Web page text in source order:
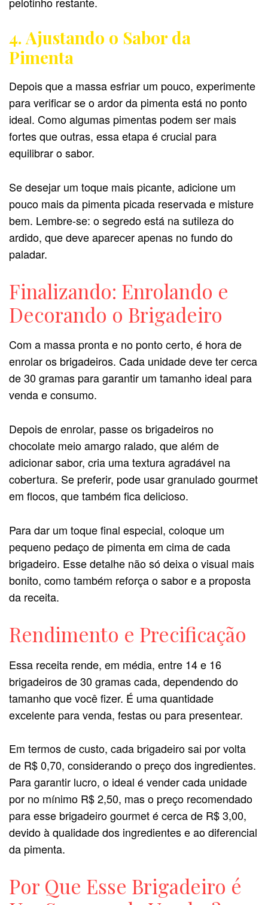
4. Ajustando o Sabor da
Pimenta
Depois que a massa esfriar um pouco, experimente
para verificar se o ardor da pimenta está no ponto
ideal. Como algumas pimentas podem ser mais
fortes que outras, essa etapa é crucial para
equilibrar o sabor.
Se desejar um toque mais picante, adicione um
pouco mais da pimenta picada reservada e misture
bem. Lembre-se: o segredo está na sutileza do
ardido, que deve aparecer apenas no fundo do
paladar.
Finalizando: Enrolando e
Decorando o Brigadeiro
Com a massa pronta e no ponto certo, é hora de
enrolar os brigadeiros. Cada unidade deve ter cerca
de 30 gramas para garantir um tamanho ideal para
venda e consumo.
Depois de enrolar, passe os brigadeiros no
chocolate meio amargo ralado, que além de
adicionar sabor, cria uma textura agradável na
cobertura. Se preferir, pode usar granulado gourmet
em flocos, que também fica delicioso.
Para dar um toque final especial, coloque um
pequeno pedaço de pimenta em cima de cada
brigadeiro. Esse detalhe não só deixa o visual mais
bonito, como também reforça o sabor e a proposta
da receita.
Rendimento e Precificação
Essa receita rende, em média, entre 14 e 16
brigadeiros de 30 gramas cada, dependendo do
tamanho que você fizer. É uma quantidade
excelente para venda, festas ou para presentear.
Em termos de custo, cada brigadeiro sai por volta
de R$ 0,70, considerando o preço dos ingredientes.
Para garantir lucro, o ideal é vender cada unidade
por no mínimo R$ 2,50, mas o preço recomendado
para esse brigadeiro gourmet é cerca de R$ 3,00,
devido à qualidade dos ingredientes e ao diferencial
da pimenta.
Por Que Esse Brigadeiro é